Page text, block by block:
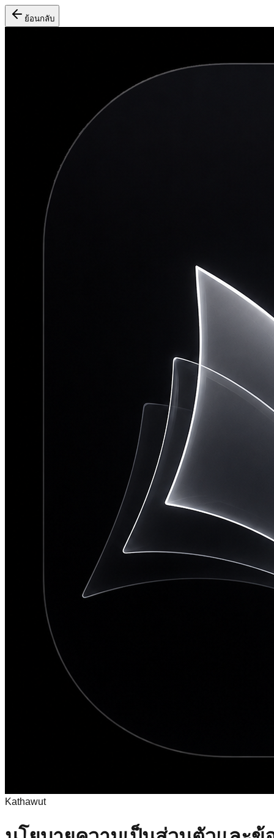
ย้อนกลับ
Kathawut